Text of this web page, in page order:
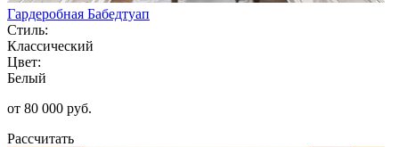
Гардеробная Бабедтуап
Стиль:
Классический
Цвет:
Белый
от 80 000 руб.
Рассчитать